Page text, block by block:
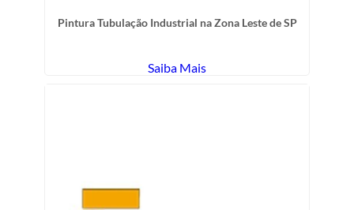
Pintura Tubulação Industrial na Zona Leste de SP
Saiba Mais